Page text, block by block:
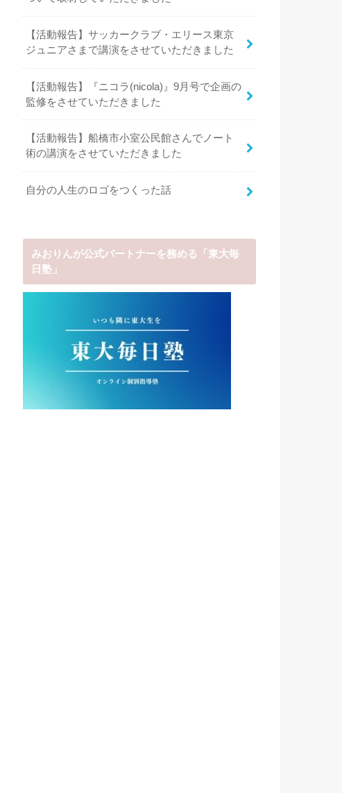
【活動報告】サッカークラブ・エリース東京
ジュニアさまで講演をさせていただきました
【活動報告】『ニコラ(nicola)』9月号で企画の
監修をさせていただきました
【活動報告】船橋市小室公民館さんでノート
術の講演をさせていただきました
自分の人生のロゴをつくった話
みおりんが公式パートナーを務める「東大毎
日塾」